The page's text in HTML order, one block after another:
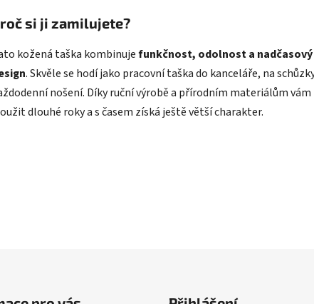
si ji zamilujete?
kožená taška kombinujefunkčnost, odolnost a nadčasový
. Skvěle se hodí jako pracovní taška do kanceláře, na
nošení. Díky ruční výrobě a přírodním materiálům vám
dlouhé roky a s časem získá ještě větší charakter.